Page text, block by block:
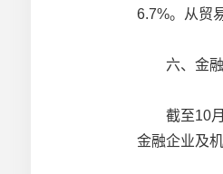
6.7%。从贸
六、金融
截至10月
金融企业及